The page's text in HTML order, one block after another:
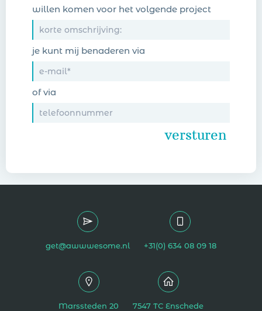
willen komen voor het volgende project
je kunt mij benaderen via
of via
get@awwwesome.nl +31(0) 634 08 09 18
Marssteden 20 7547 TC Enschede